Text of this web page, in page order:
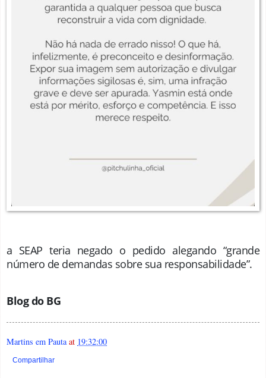
a SEAP teria negado o pedido alegando “grande
número de demandas sobre sua responsabilidade”.
Blog do BG
Martins em Pauta at 19:32:00
Compartilhar